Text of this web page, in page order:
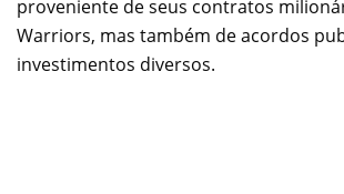
proveniente de seus contratos
Warriors, mas também de acordos
investimentos diversos.